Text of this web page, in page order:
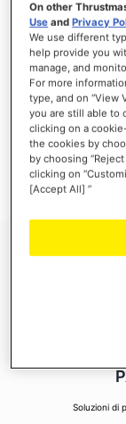
NUOVI CLIENTI
La creazione di un
indirizzo, tenere traccia
Soluzioni di
On other
Use andPrivacy
We use different
help provide you
manage, and
For more
type, and on “View
you are still able to
clicking on a
the cookies by
by choosing
clicking on
[Accept All] ”